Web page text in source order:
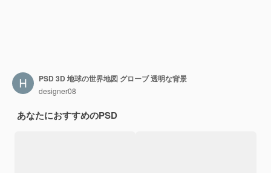
PSD 3D 地球の世界地図 グローブ 透明な背景
designer08
あなたにおすすめのPSD